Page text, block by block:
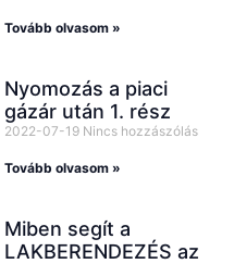
Tovább olvasom »
Nyomozás a piaci
gázár után 1. rész
2022-07-19 Nincs hozzászólás
Tovább olvasom »
Miben segít a
LAKBERENDEZÉS az